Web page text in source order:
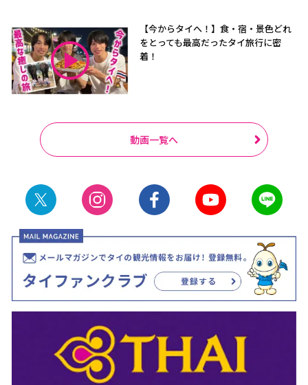
【今からタイへ！】食・宿・景色どれ
をとっても最高だったタイ旅行に密
着！
動画一覧へ